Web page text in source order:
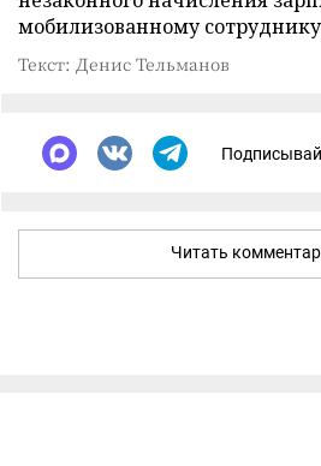
мобилизованному
Текст: Денис Тельманов
Читать